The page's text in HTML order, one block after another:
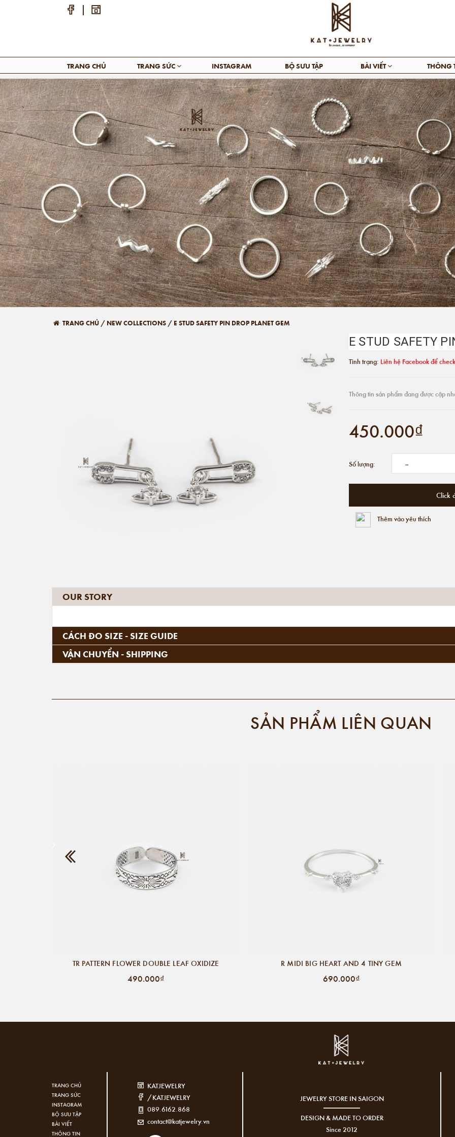
TRANG CHỦ TRANG SỨC INSTAGRAM BỘ SƯU TẬP BÀI VIẾT THÔNG
TRANG CHỦ / NEW COLLECTIONS / E STUD SAFETY PIN DROP PLANET GEM
E STUD SAFETY
Tình trạng: Liên hệ Facebook để
Thông tin sản phẩm đang được cập
450.000₫
Số lượng: -
Click
Thêm vào yêu thích
OUR STORY
CÁCH ĐO SIZE - SIZE GUIDE
VẬN CHUYỂN - SHIPPING
SẢN PHẨM LIÊN QUAN
TR PATTERN FLOWER DOUBLE LEAF OXIDIZE
490.000₫
R MIDI BIG HEART AND 4 TINY GEM
690.000₫
TRANG CHỦ
TRANG SỨC
INSTAGRAM
BỘ SƯU TẬP
BÀI VIẾT
THÔNG TIN
KATJEWELRY
/KATJEWELRY
089.6162.868
contact@katjewelry.vn
JEWELRY STORE IN SAIGON
DESIGN & MADE TO ORDER
Since 2012